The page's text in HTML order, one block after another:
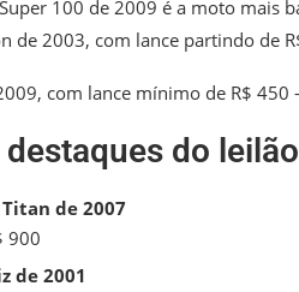
100 de 2009 é a moto mais
de 2003, com lance partindo de
com lance mínimo de R$
do leilão
Titan de 2007
900
de 2001